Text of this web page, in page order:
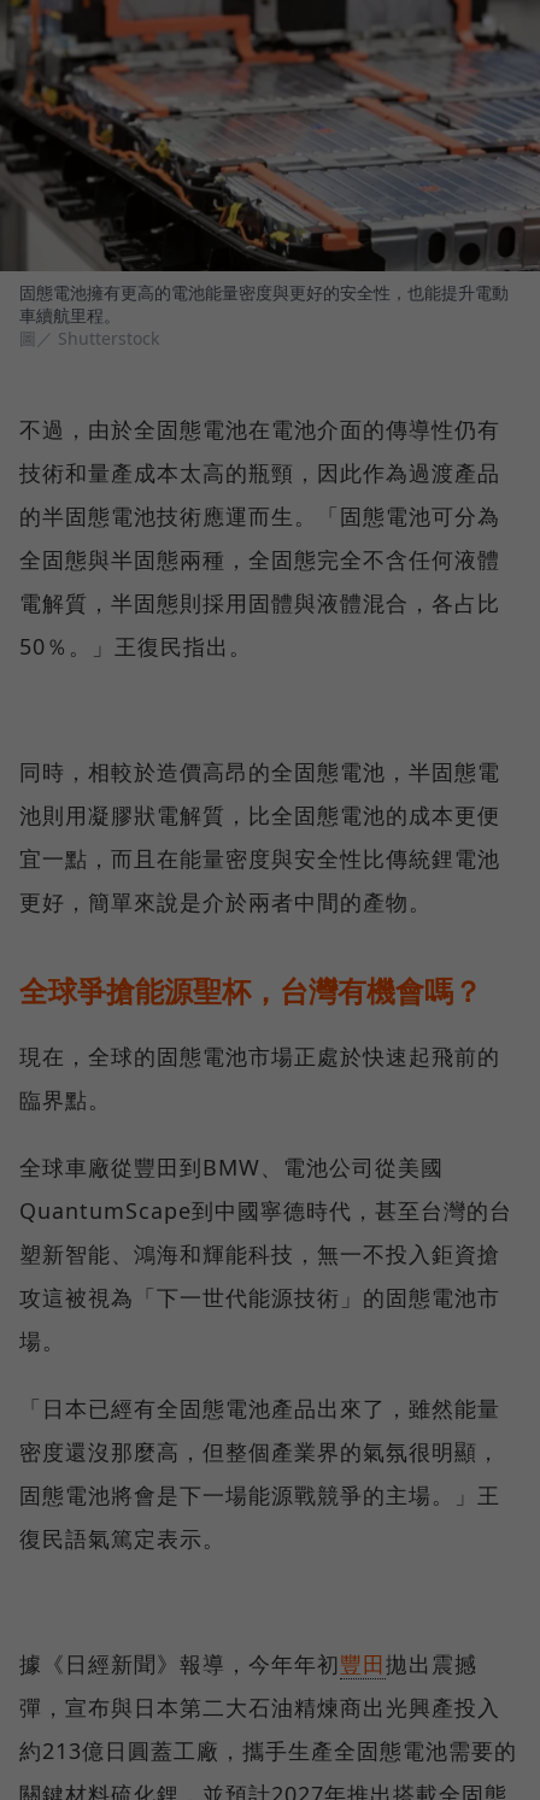
固態電池擁有更高的電池能量密度與更好的安全性，也能提升電動
車續航里程。
圖／ Shutterstock
不過，由於全固態電池在電池介面的傳導性仍有
技術和量產成本太高的瓶頸，因此作為過渡產品
的半固態電池技術應運而生。「固態電池可分為
全固態與半固態兩種，全固態完全不含任何液體
電解質，半固態則採用固體與液體混合，各占比
50％。」王復民指出。
同時，相較於造價高昂的全固態電池，半固態電
池則用凝膠狀電解質，比全固態電池的成本更便
宜一點，而且在能量密度與安全性比傳統鋰電池
更好，簡單來說是介於兩者中間的產物。
全球爭搶能源聖杯，台灣有機會嗎？
現在，全球的固態電池市場正處於快速起飛前的
臨界點。
全球車廠從豐田到BMW、電池公司從美國
QuantumScape到中國寧德時代，甚至台灣的台
塑新智能、鴻海和輝能科技，無一不投入鉅資搶
攻這被視為「下一世代能源技術」的固態電池市
場。
「日本已經有全固態電池產品出來了，雖然能量
密度還沒那麼高，但整個產業界的氣氛很明顯，
固態電池將會是下一場能源戰競爭的主場。」王
復民語氣篤定表示。
據《日經新聞》報導，今年年初豐田拋出震撼
彈，宣布與日本第二大石油精煉商出光興產投入
約213億日圓蓋工廠，攜手生產全固態電池需要的
關鍵材料硫化鋰，並預計2027年推出搭載全固態